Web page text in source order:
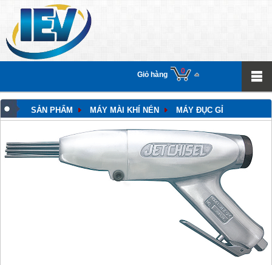
Giỏ hàng 0
SẢN PHẨM MÁY MÀI KHÍ NÉN MÁY ĐỤC GỈ